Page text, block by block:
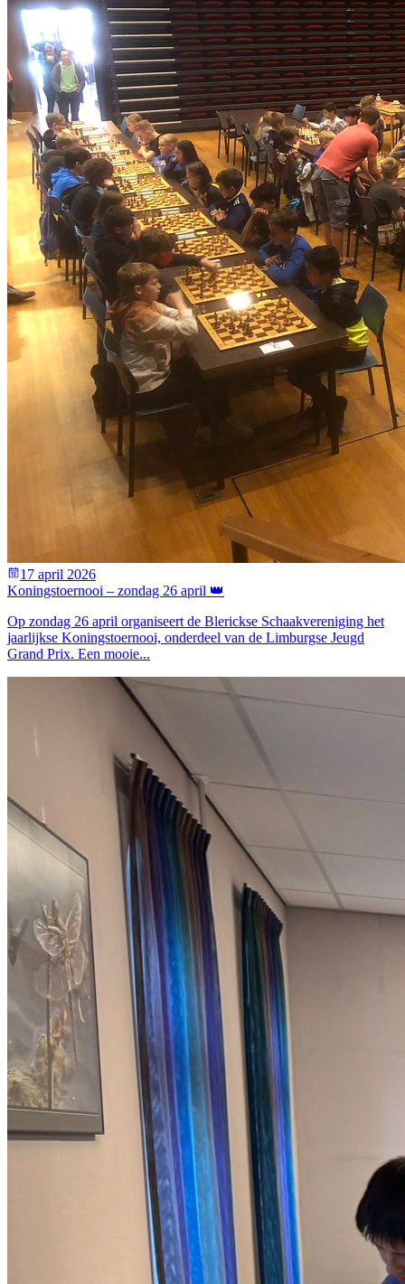
17 april 2026
Koningstoernooi – zondag 26 april 👑
Op zondag 26 april organiseert de Blerickse Schaakvereniging het
jaarlijkse Koningstoernooi, onderdeel van de Limburgse Jeugd
Grand Prix. Een mooie...